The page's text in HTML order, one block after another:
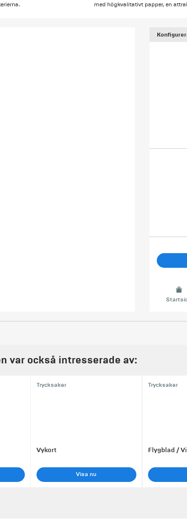
med högkvalitativt papper, en
var också intresserade av:
Trycksaker
Vykort
Visa nu
Trycksaker
Flygblad /